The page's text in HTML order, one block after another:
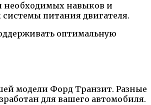
необходимых навыков и
питания двигателя.
оптимальную
модели Форд Транзит. Разные
для вашего автомобиля.